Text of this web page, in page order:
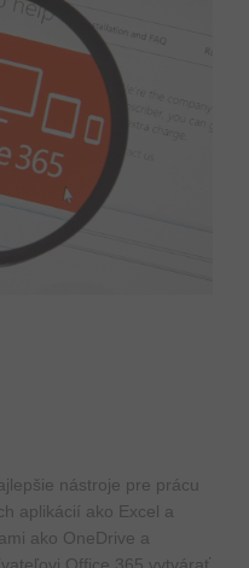
nástroje pre prácu
aplikácií ako Excel a
ako OneDrive a
Office 365 vytvárať